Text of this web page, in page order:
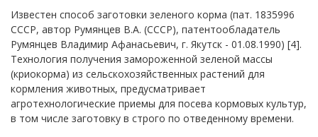
Известен способ заготовки зеленого корма (пат. 1835996
СССР, автор Румянцев В.А. (СССР), патентообладатель
Румянцев Владимир Афанасьевич, г. Якутск - 01.08.1990) [4].
Технология получения замороженной зеленой массы
(криокорма) из сельскохозяйственных растений для
кормления животных, предусматривает
агротехнологические приемы для посева кормовых культур,
в том числе заготовку в строго по отведенному времени.